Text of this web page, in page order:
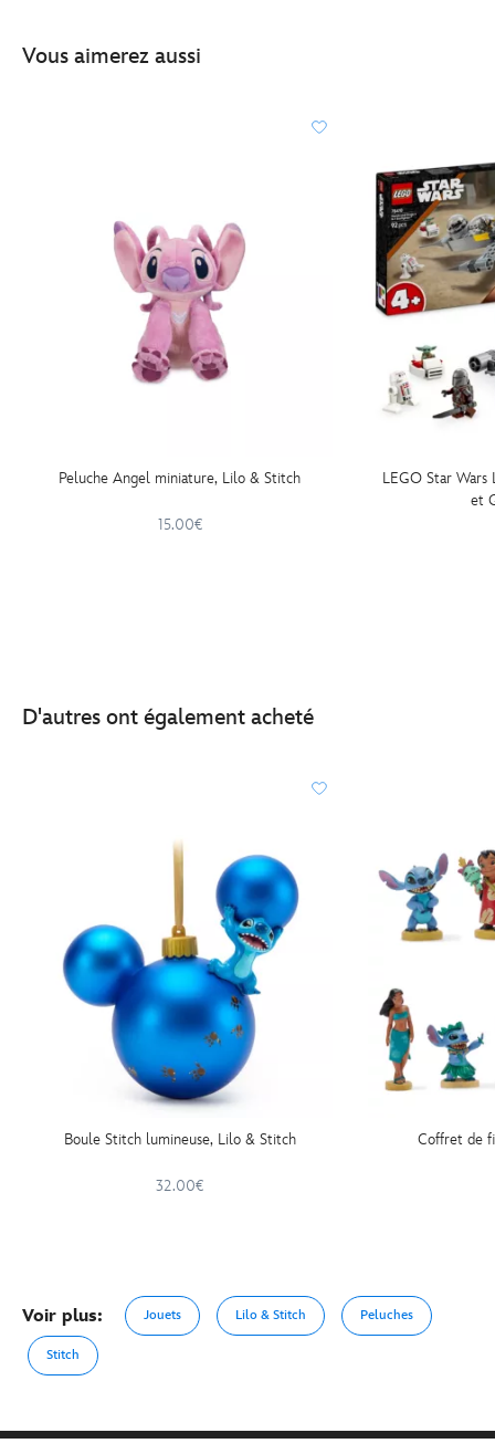
Vous aimerez aussi
Peluche Angel miniature, Lilo & Stitch
15.00€
LEGO Star Wars
et
D'autres ont également acheté
Boule Stitch lumineuse, Lilo & Stitch
32.00€
Coffret de
Voir plus: Jouets Lilo & Stitch Peluches
Stitch